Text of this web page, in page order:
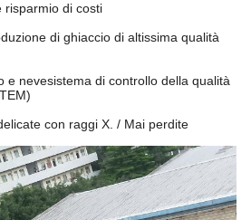
risparmio di costi
di ghiaccio di altissima qualità
e nevesistema di controllo della qualità
con raggi X. / Mai perdite